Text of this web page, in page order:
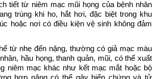
tiết từ niêm mạc mũi họng của bệnh nhân
trùng khi ho, hắt hơi, đặc biệt trong khu
hoặc nơi có điều kiện vệ sinh không đảm
từ nhẹ đến nặng, thường có giả mạc màu
hầu họng, thanh quản, mũi, có thể xuất
niêm mạc khác như kết mạc mắt hoặc bộ